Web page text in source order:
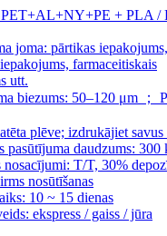
+ PLA /
joma: pārtikas
farmaceitiskais
utt.
biezums: 50–120 μm ；
plēve; izdrukājiet savus
pasūtījuma daudzums: 300
nosacījumi: T/T, 30%
nosūtīšanas
10 ~ 15 dienas
ekspress / gaiss / jūra